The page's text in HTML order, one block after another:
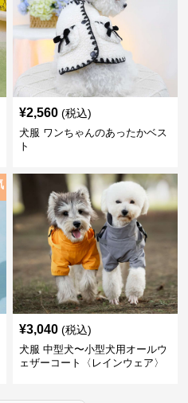
¥2,560 (税込)
犬服 ワンちゃんのあったかベス
ト
¥3,040 (税込)
犬服 中型犬〜小型犬用オールウ
ェザーコート〈レインウェア〉